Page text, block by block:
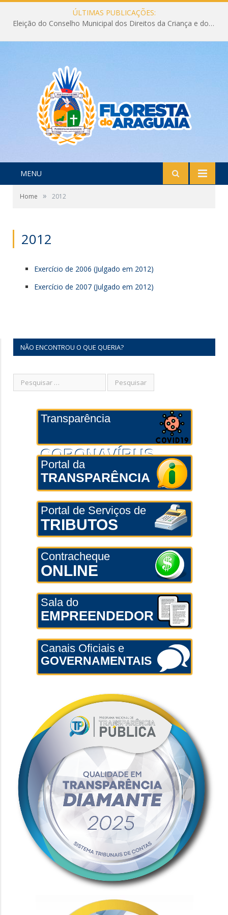
ÚLTIMAS PUBLICAÇÕES:
Eleição do Conselho Municipal dos Direitos da Criança e do Adolescente CMDCA 2026
MENU
Home » 2012
2012
Exercício de 2006 (Julgado em 2012)
Exercício de 2007 (Julgado em 2012)
NÃO ENCONTROU O QUE QUERIA?
Transparência
CORONAVÍRUS
Portal da
TRANSPARÊNCIA
Portal de Serviços de
TRIBUTOS
Contracheque
ONLINE
Sala do
EMPREENDEDOR
Canais Oficiais e
GOVERNAMENTAIS